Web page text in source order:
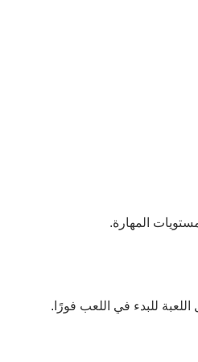
المهارة.
للبدء في اللعب فورًا.